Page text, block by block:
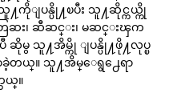
ျပန္ပို႔ၿပီး သူ႔ဆိုင္ကယ္ကို
ေဆး၊ ဆီဆင္း၊ မဆင္းၾက
ဆိုမွ သူ႔အိမ္ကို ျပန္ပို႔ဖို႔လုပ္ၿ
ခဲ့တယ္။ သူ႔အိမ္ေရွ႕ေရာ
ယ္။